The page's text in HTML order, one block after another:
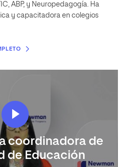
ABP, y Neuropedagogía. Ha
y capacitadora en colegios
coordinadora de
de Educación